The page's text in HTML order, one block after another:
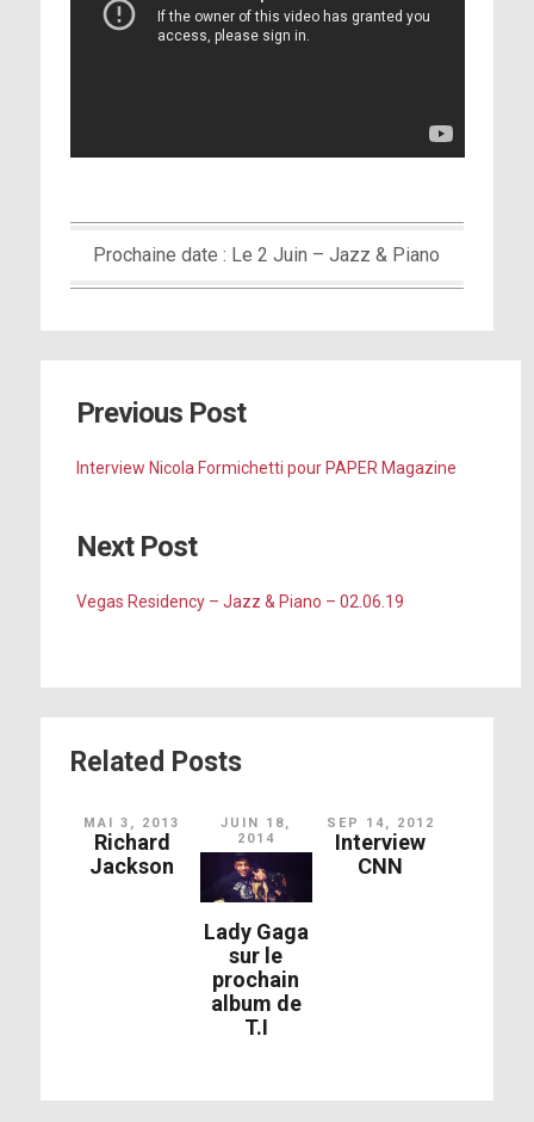
Prochaine date : Le 2 Juin – Jazz & Piano
Previous Post
Interview Nicola Formichetti pour PAPER Magazine
Next Post
Vegas Residency – Jazz & Piano – 02.06.19
Related Posts
MAI 3, 2013
Richard
Jackson
JUIN 18,
2014
Lady Gaga
sur le
prochain
album de
T.I
SEP 14, 2012
Interview
CNN